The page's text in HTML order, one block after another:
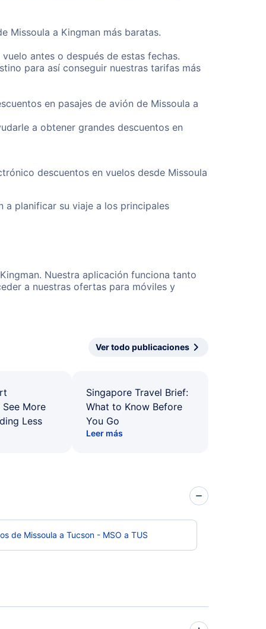
Missoula a Kingman más baratas.
antes o después de estas fechas.
para así conseguir nuestras tarifas más
en pasajes de avión de Missoula a
a obtener grandes descuentos en
descuentos en vuelos desde Missoula
a planificar su viaje a los principales
Nuestra aplicación funciona tanto
a nuestras ofertas para móviles y
Ver todo publicaciones
See More
Less
Singapore Travel Brief:
What to Know Before
You Go
Leer más
de Missoula a Tucson - MSO a TUS